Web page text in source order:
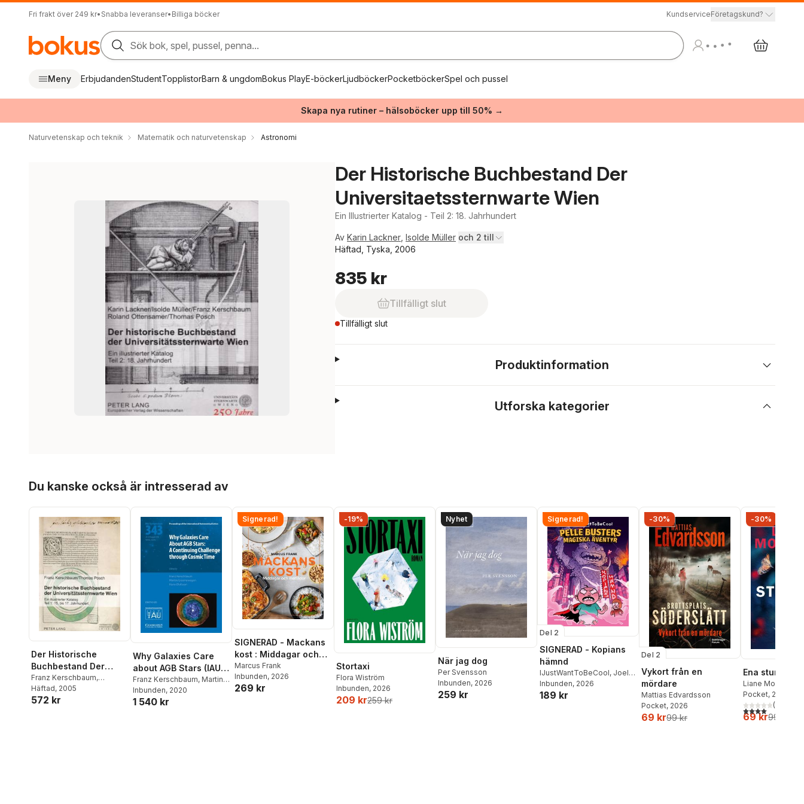
Fri frakt över 249 kr• Snabba leveranser• Billiga böcker KundserviceFöretagskund?
Sök bok, spel, pussel, penna...
Meny ErbjudandenStudentTopplistorBarn & ungdomBokus PlayE-böckerLjudböckerPocketböckerSpel och pussel
Skapa nya rutiner – hälsoböcker upp till 50% →
Naturvetenskap och teknik Matematik och naturvetenskap Astronomi
Der Historische Buchbestand Der
Universitaetssternwarte Wien
Ein Illustrierter Katalog - Teil 2: 18. Jahrhundert
Av Karin Lackner Isolde Müller och 2 till
Häftad, Tyska, 2006
835 kr
Tillfälligt slut
Tillfälligt slut
Produktinformation
Utforska kategorier
Du kanske också är intresserad av
Der Historische
Buchbestand Der
Universitaetssternwar
te Wien
Franz Kerschbaum,
Thomas Posch
Häftad, 2005
572 kr
Why Galaxies Care
about AGB Stars (IAU
S343)
Franz Kerschbaum, Martin
Groenewegen,
Olofsson
Inbunden, 2020
1 540 kr
Signerad!
SIGNERAD - Mackans
kost : Middagar och
matlådor
Marcus Frank
Inbunden, 2026
269 kr
-19%
Stortaxi
Flora Wiström
Inbunden, 2026
209 kr259 kr
Nyhet
När jag dog
Per Svensson
Inbunden, 2026
259 kr
Signerad!
Del 2
SIGNERAD - Kopians
hämnd
IJustWantToBeCool, Joel
Adolphson,Emil Ejdemo
Beer ,Victor Beer
Inbunden, 2026
189 kr
-30%
Del 2
Vykort från en
mördare
Mattias Edvardsson
Pocket, 2026
69 kr99 kr
-30%
Ena stunden
Liane Moriarty
Pocket, 2026
4,0utav 5(
69 kr99 kr